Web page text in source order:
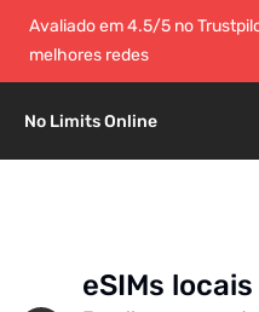
Avaliado em 4.5/5 no
melhores redes
No Limits Online
eSIMs